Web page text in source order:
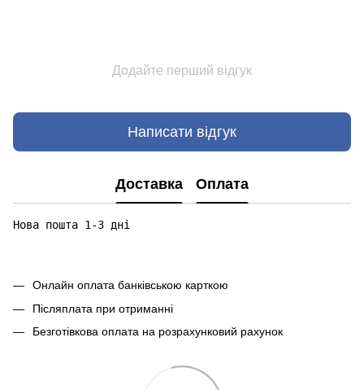
Додайте перший відгук
Написати відгук
Доставка Оплата
Нова пошта 1-3 дні
Онлайн оплата банківською карткою
Післяплата при отриманні
Безготівкова оплата на розрахунковий рахунок